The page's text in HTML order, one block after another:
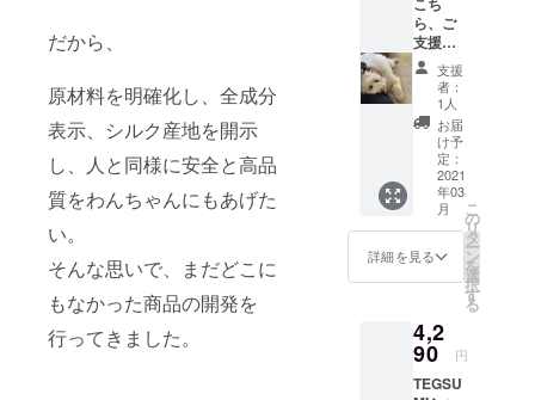
だから、
原材料を明確化し、全成分
表示、シルク産地を開示
し、人と同様に安全と高品
質をわんちゃんにもあげた
い。
そんな思いで、まだどこに
もなかった商品の開発を
行ってきました。
18:00（土日
祝日・弊社
休業日を除
ら、ご
支援頂
いた方
全ての
方へ、
発案者
隅谷か
ら直接
お礼の
お電話
とマッ
クスの
サン
キュー
カード
りさせ
ていた
だきま
す。 ※
支援
者：
1人
お届
け予
定：
2021
年03
月
詳細を見る
こ
の
リ
タ
ー
ン
を
選
択
す
る
4,2
90 円
TEGSU